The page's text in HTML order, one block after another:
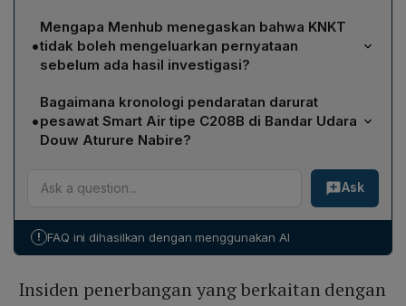
Menhub meminta publik untuk menunggu hasil
investigasi Komite Nasional Keselamatan Transportasi
(KNKT) sebelum menyimpulkan penyebab pendaratan
darurat, serta menghindari spekulasi atau opini yang
belum didukung fakta.
•
Mengapa Menhub menegaskan bahwa KNKT
tidak boleh mengeluarkan pernyataan
sebelum ada hasil investigasi?
Karena KNKT adalah otoritas yang berwenang meneliti
penyebab insiden keselamatan penerbangan;
memberikan pernyataan tanpa bukti dapat
•
Bagaimana kronologi pendaratan darurat
pesawat Smart Air tipe C208B di Bandar Udara
Douw Aturure Nabire?
Pesawat dengan registrasi PK‑SNS mengalami
gangguan mesin saat melayani rute Nabire–Kaimana.
Awalnya PIC Capt. Tania K. berencana Return to Base
sehingga ia memutuskan pendaratan darurat di ujung
penumpang dan awak berhasil dievakuasi dengan
Ask
! FAQ ini dihasilkan dengan menggunakan AI
Insiden penerbangan yang berkaitan dengan